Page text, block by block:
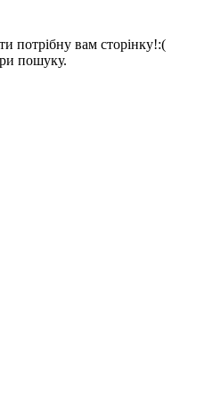
потрібну вам сторінку!:(
пошуку.